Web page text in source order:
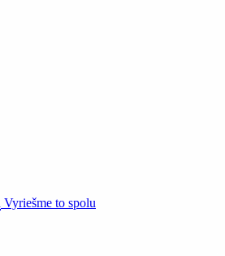
Vyriešme to spolu